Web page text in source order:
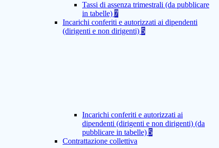
Tassi di assenza trimestrali (da pubblicare
in tabelle) 7
Incarichi conferiti e autorizzati ai dipendenti
(dirigenti e non dirigenti) 5
Incarichi conferiti e autorizzati ai
dipendenti (dirigenti e non dirigenti) (da
pubblicare in tabelle) 5
Contrattazione collettiva